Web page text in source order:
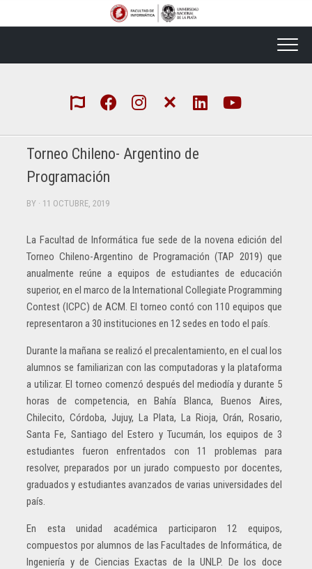
Torneo Chileno- Argentino de
Programación
BY · 11 OCTUBRE, 2019
La Facultad de Informática fue sede de la novena edición del
Torneo Chileno-Argentino de Programación (TAP 2019) que
anualmente reúne a equipos de estudiantes de educación
superior, en el marco de la International Collegiate Programming
Contest (ICPC) de ACM. El torneo contó con 110 equipos que
representaron a 30 instituciones en 12 sedes en todo el país.
Durante la mañana se realizó el precalentamiento, en el cual los
alumnos se familiarizan con las computadoras y la plataforma
a utilizar. El torneo comenzó después del mediodía y durante 5
horas de competencia, en Bahía Blanca, Buenos Aires,
Chilecito, Córdoba, Jujuy, La Plata, La Rioja, Orán, Rosario,
Santa Fe, Santiago del Estero y Tucumán, los equipos de 3
estudiantes fueron enfrentados con 11 problemas para
resolver, preparados por un jurado compuesto por docentes,
graduados y estudiantes avanzados de varias universidades del
país.
En esta unidad académica participaron 12 equipos,
compuestos por alumnos de las Facultades de Informática, de
Ingeniería y de Ciencias Exactas de la UNLP. De los doce